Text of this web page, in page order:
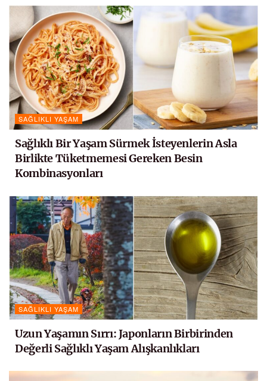
SAĞLIKLI YAŞAM
Sağlıklı Bir Yaşam Sürmek İsteyenlerin Asla
Birlikte Tüketmemesi Gereken Besin
Kombinasyonları
SAĞLIKLI YAŞAM
Uzun Yaşamın Sırrı: Japonların Birbirinden
Değerli Sağlıklı Yaşam Alışkanlıkları